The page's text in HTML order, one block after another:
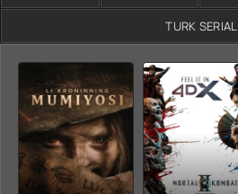
TURK SERIAL